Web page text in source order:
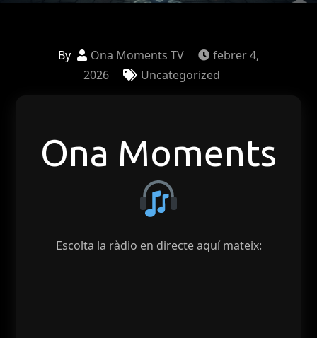
By Ona Moments TV
febrer 4,
2026
Uncategorized
Ona Moments
Escolta la ràdio en directe aquí mateix: